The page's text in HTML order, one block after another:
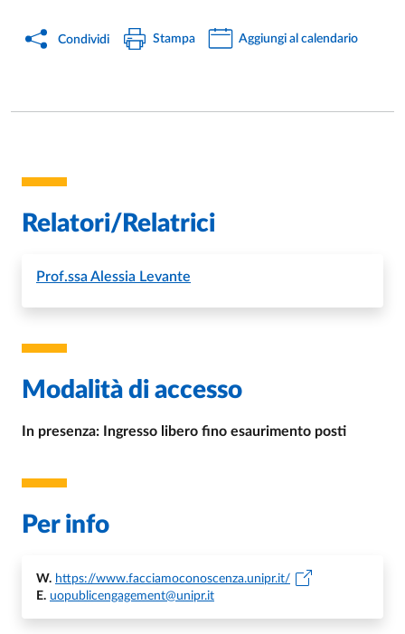
Condividi Stampa Aggiungi al calendario
Relatori/Relatrici
Prof.ssa Alessia Levante
Modalità di accesso
In presenza: Ingresso libero fino esaurimento posti
Per info
W. https://www.facciamoconoscenza.unipr.it/
E. uopublicengagement@unipr.it